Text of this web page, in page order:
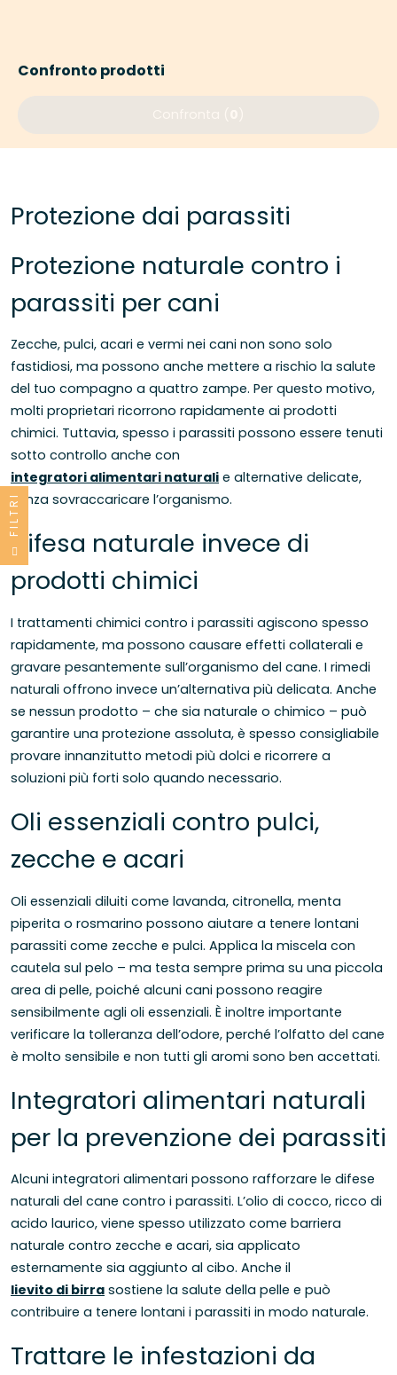
Confronto prodotti
Protezione dai parassiti
Protezione naturale contro i
parassiti per cani
Zecche, pulci, acari e vermi nei cani non sono solo
fastidiosi, ma possono anche mettere a rischio la salute
del tuo compagno a quattro zampe. Per questo motivo,
molti proprietari ricorrono rapidamente ai prodotti
chimici. Tuttavia, spesso i parassiti possono essere tenuti
sotto controllo anche con
integratori alimentari naturali e alternative delicate,
senza sovraccaricare l’organismo.
Difesa naturale invece di
prodotti chimici
I trattamenti chimici contro i parassiti agiscono spesso
rapidamente, ma possono causare effetti collaterali e
gravare pesantemente sull’organismo del cane. I rimedi
naturali offrono invece un’alternativa più delicata. Anche
se nessun prodotto – che sia naturale o chimico – può
garantire una protezione assoluta, è spesso consigliabile
provare innanzitutto metodi più dolci e ricorrere a
soluzioni più forti solo quando necessario.
Oli essenziali contro pulci,
zecche e acari
Oli essenziali diluiti come lavanda, citronella, menta
piperita o rosmarino possono aiutare a tenere lontani
parassiti come zecche e pulci. Applica la miscela con
cautela sul pelo – ma testa sempre prima su una piccola
area di pelle, poiché alcuni cani possono reagire
sensibilmente agli oli essenziali. È inoltre importante
verificare la tolleranza dell’odore, perché l’olfatto del cane
è molto sensibile e non tutti gli aromi sono ben accettati.
Integratori alimentari naturali
per la prevenzione dei parassiti
Alcuni integratori alimentari possono rafforzare le difese
naturali del cane contro i parassiti. L’olio di cocco, ricco di
acido laurico, viene spesso utilizzato come barriera
naturale contro zecche e acari, sia applicato
esternamente sia aggiunto al cibo. Anche il
lievito di birra sostiene la salute della pelle e può
contribuire a tenere lontani i parassiti in modo naturale.
Trattare le infestazioni da
FILTRI